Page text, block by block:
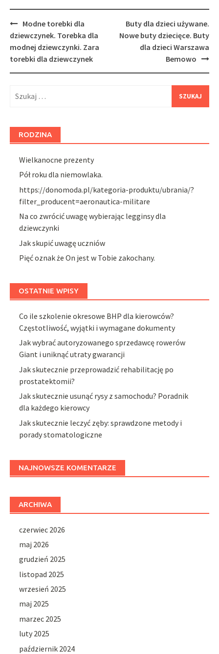
Post
navigation
Modne torebki dla
dziewczynek. Torebka dla
modnej dziewczynki. Zara
torebki dla dziewczynek
Buty dla dzieci używane.
Nowe buty dziecięce. Buty
dla dzieci Warszawa
Bemowo
RODZINA
Wielkanocne prezenty
Pół roku dla niemowlaka.
https://donomoda.pl/kategoria-produktu/ubrania/?
filter_producent=aeronautica-militare
Na co zwrócić uwagę wybierając legginsy dla
dziewczynki
Jak skupić uwagę uczniów
Pięć oznak że On jest w Tobie zakochany.
OSTATNIE WPISY
Co ile szkolenie okresowe BHP dla kierowców?
Częstotliwość, wyjątki i wymagane dokumenty
Jak wybrać autoryzowanego sprzedawcę rowerów
Giant i uniknąć utraty gwarancji
Jak skutecznie przeprowadzić rehabilitację po
prostatektomii?
Jak skutecznie usunąć rysy z samochodu? Poradnik
dla każdego kierowcy
Jak skutecznie leczyć zęby: sprawdzone metody i
porady stomatologiczne
NAJNOWSZE KOMENTARZE
ARCHIWA
czerwiec 2026
maj 2026
grudzień 2025
listopad 2025
wrzesień 2025
maj 2025
marzec 2025
luty 2025
październik 2024